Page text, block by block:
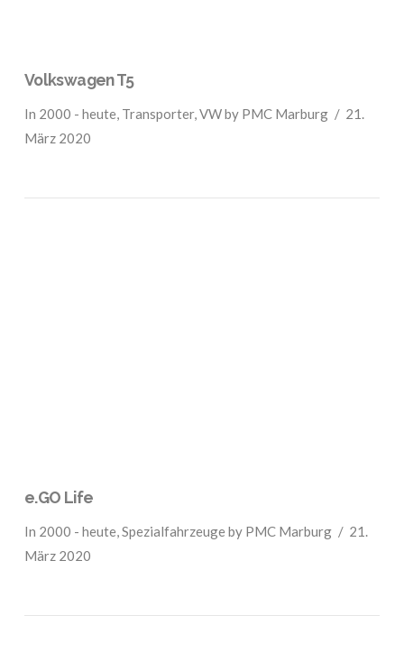
Volkswagen T5
In 2000 - heute, Transporter,VWby PMC Marburg
21.
März 2020
e.GO Life
In 2000 - heute,Spezialfahrzeugeby PMC Marburg
21.
März 2020